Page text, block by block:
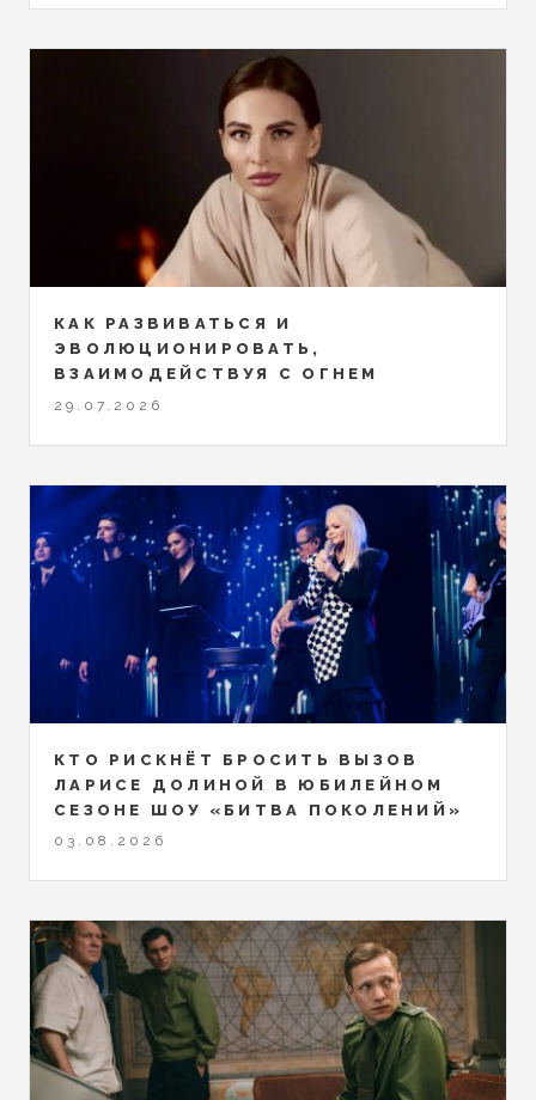
КАК РАЗВИВАТЬСЯ И
ЭВОЛЮЦИОНИРОВАТЬ,
ВЗАИМОДЕЙСТВУЯ С ОГНЕМ
29.07.2026
КТО РИСКНЁТ БРОСИТЬ ВЫЗОВ
ЛАРИСЕ ДОЛИНОЙ В ЮБИЛЕЙНОМ
СЕЗОНЕ ШОУ «БИТВА ПОКОЛЕНИЙ»
03.08.2026